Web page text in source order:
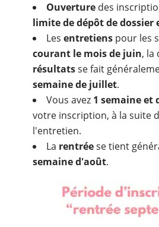
Ouverture des
limite de dépôt de dossier
Les entretiens pour les
courant le mois de juin, la
résultatsse fait
semaine de juillet.
Vous avez 1 semaine et
votre inscription, à la suite
l'entretien.
La rentréese tient
semaine d'août.